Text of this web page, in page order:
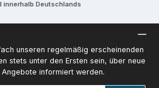
innerhalb Deutschlands
unseren regelmäßig erscheinenden
stets unter den Ersten sein, über neue
Angebote informiert werden.